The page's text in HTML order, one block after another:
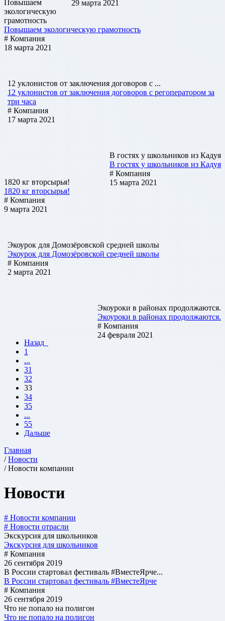
29 марта 2021
Повышаем
экологическую
грамотность
Повышаем экологическую грамотность
# Компания
18 марта 2021
12 уклонистов от заключения договоров с ...
12 уклонистов от заключения договоров с регоператором за
три часа
# Компания
17 марта 2021
В гостях у школьников из Кадуя
В гостях у школьников из Кадуя
# Компания
15 марта 2021
1820 кг вторсырья!
1820 кг вторсырья!
# Компания
9 марта 2021
Экоурок для Домозёровской средней школы
Экоурок для Домозёровской средней школы
# Компания
2 марта 2021
Экоуроки в районах продолжаются.
Экоуроки в районах продолжаются.
# Компания
24 февраля 2021
Назад
1
...
31
32
33
34
35
...
55
Дальше
Главная
/Новости
/ Новости компании
Новости
# Новости компании
# Новости отрасли
Экскурсия для школьников
Экскурсия для школьников
# Компания
26 сентября 2019
В России стартовал фестиваль #ВместеЯрче...
В России стартовал фестиваль #ВместеЯрче
# Компания
26 сентября 2019
Что не попало на полигон
Что не попало на полигон